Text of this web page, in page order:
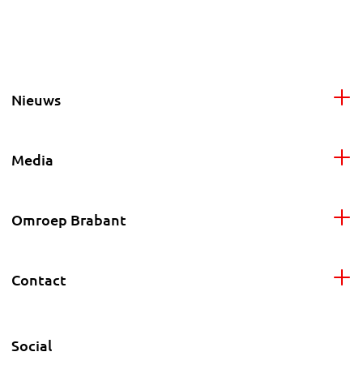
Nieuws
Media
Omroep Brabant
Contact
Social